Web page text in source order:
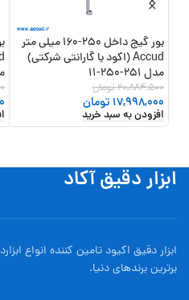
بور گیج داخل 250-160 میلی متر
Accud (اکود با گارانتی شرکتی)
مدل 251-250-11
20,884,500تومان
17,998,000 تومان
افزودن به سبد خرید
ابزار دقیق آکاد
ابزار دقیق اکیود تامین کننده انواع
برترین برندهای دنیا.